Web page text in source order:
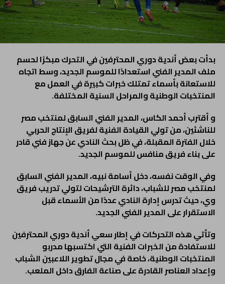
بدأت بعض أندية دوري المحترفين في التحرك مبكرًا لحسم
ملف المدير الفني استعدادًا للموسم الجديد، وسط اتجاه
للاستعانة بأسماء تمتلك خبرات كبيرة في العمل مع
المنتخبات الوطنية والمراحل السنية المختلفة.
و أقترب أحمد الكاس، المدير الفني السابق لمنتخب مصر
للناشئين، من تولي القيادة الفنية لفريق الإنتاج الحربي
خلال الفترة المقبلة، في ظل بحث النادي عن جهاز فني قادر
على بناء فريق منافس للموسم الجديد.
وفي الوقت نفسه، دخل أسامة نبيه، المدير الفني السابق
لمنتخب مصر للشباب، دائرة الترشيحات لتولي تدريب فريق
وي، حيث تدرس إدارة النادي عددًا من الأسماء قبل
الاستقرار على المدير الفني الجديد.
وتأتي هذه التحركات في إطار سعي أندية دوري المحترفين
للاستفادة من الخبرات الفنية التي اكتسبها مدربو
المنتخبات الوطنية، خاصة في مجال تطوير اللاعبين الشباب
وإعداد العناصر القادرة على صناعة الفارق داخل الملعب.